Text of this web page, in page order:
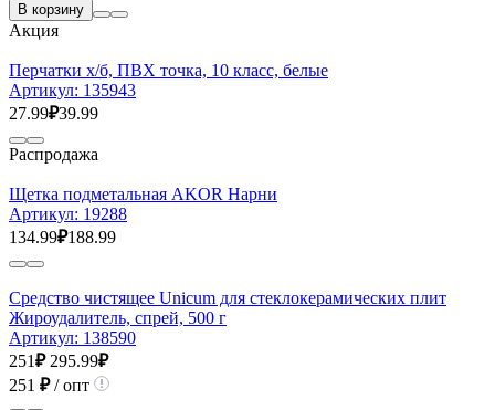
В корзину
Акция
Перчатки х/б, ПВХ точка, 10 класс, белые
Артикул: 135943
27.99₽39.99
Распродажа
Щетка подметальная AKOR Нарни
Артикул: 19288
134.99₽188.99
Средство чистящее Unicum для стеклокерамических плит
Жироудалитель, спрей, 500 г
Артикул: 138590
251₽ 295.99₽
251 ₽/ опт